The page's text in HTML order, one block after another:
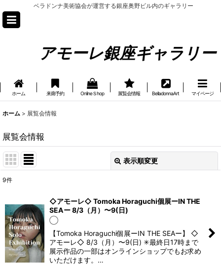
ベラドンナ美術協会が運営する銀座奥野ビル内のギャラリー
アモーレ銀座ギャラリー
ホーム 来廊予約 OnlineＳhop 展覧会情報 BelladonnaArt マイページ
ホーム > 展覧会情報
展覧会情報
表示順変更
並び順:
絞り込む
9件
◇アモーレ◇ Tomoka Horaguchi個展ーIN THE
SEAー 8/3（月）〜9(日)
◯
【Tomoka Horaguchi個展ーIN THE SEAー】 ◇
アモーレ◇ 8/3（月）〜9(日) ✳︎最終日17時まで
展示作品の一部はオンラインショップでもお求め
いただけます。…